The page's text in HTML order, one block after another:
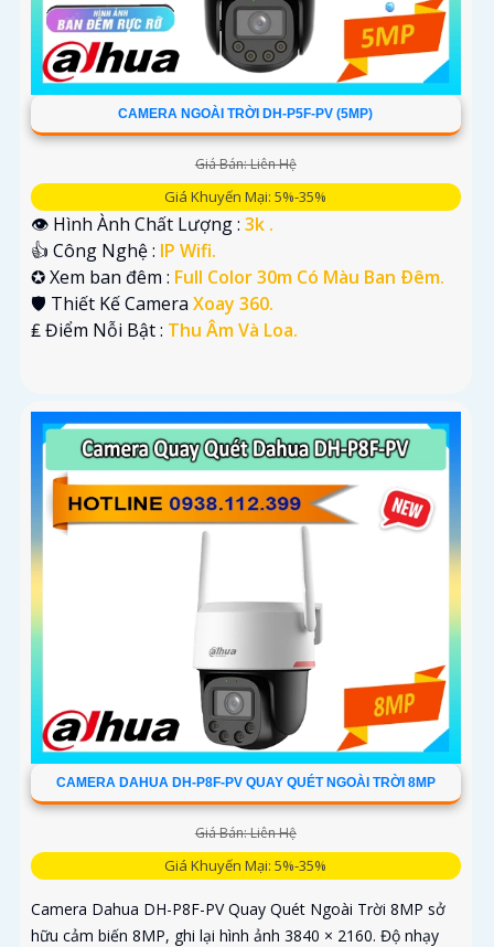
CAMERA NGOÀI TRỜI DH-P5F-PV (5MP)
Giá Bán: Liên Hệ
Giá Khuyến Mại: 5%-35%
👁 Hình Ành Chất Lượng : 3k .
👍 Công Nghệ : IP Wifi.
✪ Xem ban đêm : Full Color 30m Có Màu Ban Ðêm.
🛡 Thiết Kế Camera Xoay 360.
️₤ Điểm Nỗi Bật : Thu Âm Và Loa.
CAMERA DAHUA DH-P8F-PV QUAY QUÉT NGOÀI TRỜI 8MP
Giá Bán: Liên Hệ
Giá Khuyến Mại: 5%-35%
Camera Dahua DH-P8F-PV Quay Quét Ngoài Trời 8MP sở
hữu cảm biến 8MP, ghi lại hình ảnh 3840 × 2160. Độ nhạy